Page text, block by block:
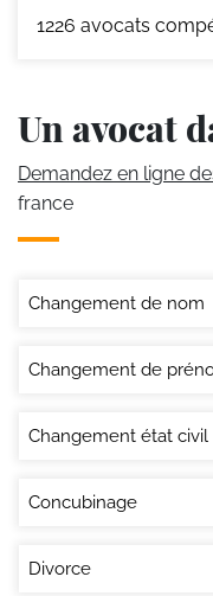
1226 avocats
Un avocat
Demandez en ligne
france
Changement de nom
Changement de
Changement état civil
Concubinage
Divorce